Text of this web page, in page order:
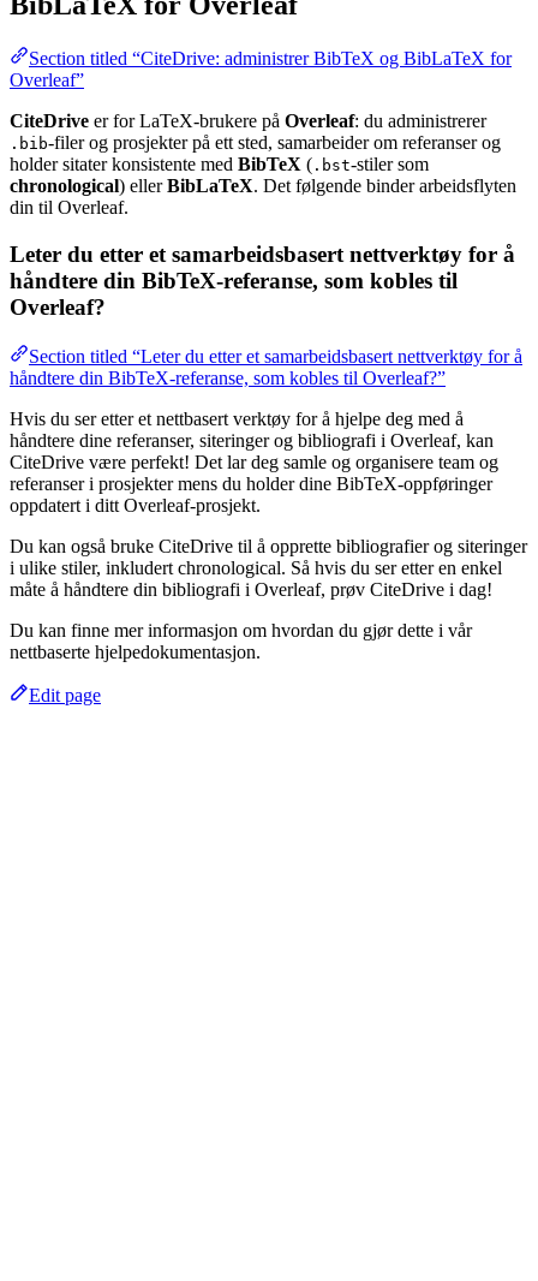
Section titled “CiteDrive: administrer BibTeX og BibLaTeX for
Overleaf”
CiteDrive er for LaTeX-brukere på Overleaf: du administrerer
.bib-filer og prosjekter på ett sted, samarbeider om referanser og
holder sitater konsistente med BibTeX ( .bst-stiler som
chronological) ellerBibLaTeX. Det følgende binder arbeidsflyten
din til Overleaf.
Leter du etter et samarbeidsbasert nettverktøy for å
håndtere din BibTeX-referanse, som kobles til
Overleaf?
Section titled “Leter du etter et samarbeidsbasert nettverktøy for å
håndtere din BibTeX-referanse, som kobles til Overleaf?”
Hvis du ser etter et nettbasert verktøy for å hjelpe deg med å
håndtere dine referanser, siteringer og bibliografi i Overleaf, kan
CiteDrive være perfekt! Det lar deg samle og organisere team og
referanser i prosjekter mens du holder dine BibTeX-oppføringer
oppdatert i ditt Overleaf-prosjekt.
Du kan også bruke CiteDrive til å opprette bibliografier og siteringer
i ulike stiler, inkludert chronological. Så hvis du ser etter en enkel
måte å håndtere din bibliografi i Overleaf, prøv CiteDrive i dag!
Du kan finne mer informasjon om hvordan du gjør dette i vår
nettbaserte hjelpedokumentasjon.
Edit page